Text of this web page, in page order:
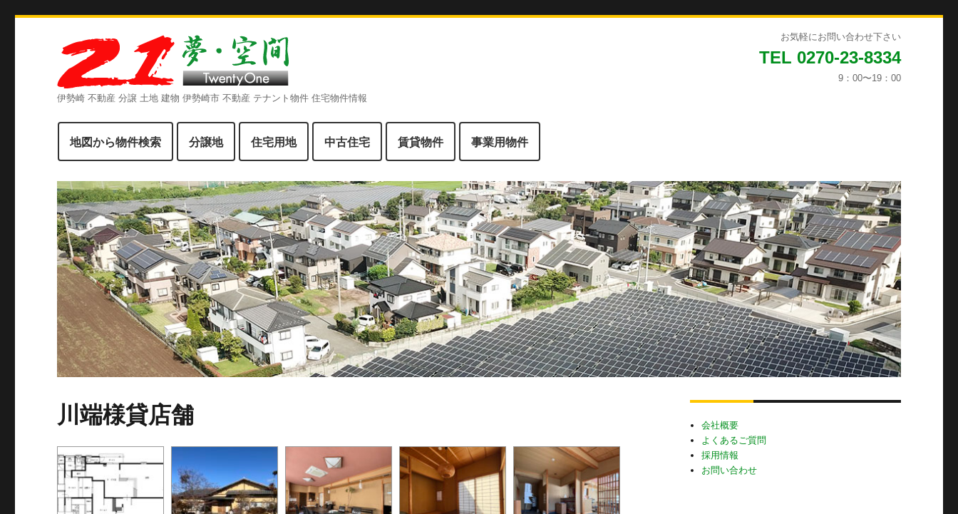
お気軽にお問い合わせ下さい
TEL 0270-23-8334
9：00〜19：00
伊勢崎 不動産 分譲 土地 建物 伊勢崎市 不動産 テナント物件 住宅物件情報
地図から物件検索 分譲地 住宅用地 中古住宅 賃貸物件 事業用物件
川端様貸店舗
会社概要
よくあるご質問
採用情報
お問い合わせ